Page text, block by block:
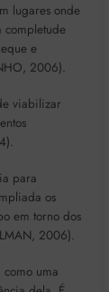
lugares onde
completude
e
2006).
viabilizar
para
os
em torno dos
2006).
uma